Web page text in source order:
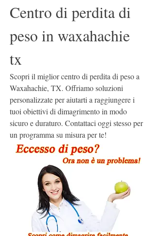
Centro di perdita di
peso in waxahachie
tx
Scopri il miglior centro di perdita di peso a
Waxahachie, TX. Offriamo soluzioni
personalizzate per aiutarti a raggiungere i
tuoi obiettivi di dimagrimento in modo
sicuro e duraturo. Contattaci oggi stesso per
un programma su misura per te!